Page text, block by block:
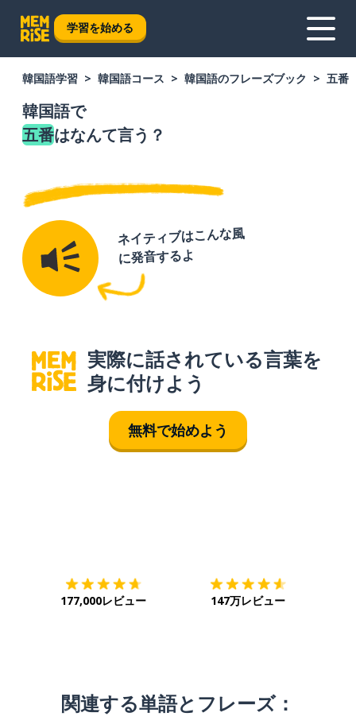
学習を始める
韓国語学習 韓国語コース 韓国語のフレーズブック 五番
韓国語で
五番はなんて言う？
ネイティブはこんな風
に発音するよ
実際に話されている言葉を
身に付けよう
無料で始めよう
177,000レビュー 147万レビュー
関連する単語とフレーズ：